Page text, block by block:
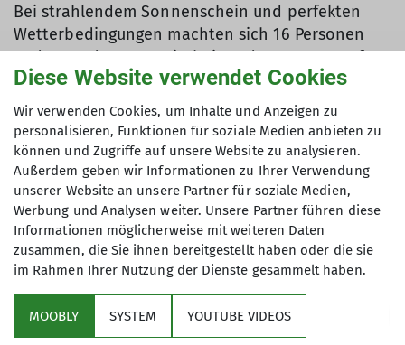
Bei strahlendem Sonnenschein und perfekten
Wetterbedingungen machten sich 16 Personen
und Cora, der treue Vierbeiner der Gruppe, auf
den Weg.
Die Route führte uns über schöne Bergpfade und
bot uns viele schöne Ausblicke. Ein besonderes
Highlight war der gesicherte Steig kurz vor dem
Gipfel. Trotz der Herausforderung, die dieser
Abschnitt mit sich brachte, meisterten alle
Teilnehmer diese Passage mit Bravour.
Ein weiteres Erlebnis waren die vielen kleinen
Trotz der sommerlichen Temperaturen waren
diese noch vorhanden und boten eine
Diese Website verwendet Cookies
Wir verwenden Cookies, um Inhalte und Anzeigen zu
personalisieren, Funktionen für soziale Medien anbieten zu
können und Zugriffe auf unsere Website zu analysieren.
Außerdem geben wir Informationen zu Ihrer Verwendung
unserer Website an unsere Partner für soziale Medien,
Werbung und Analysen weiter. Unsere Partner führen diese
Informationen möglicherweise mit weiteren Daten
zusammen, die Sie ihnen bereitgestellt haben oder die sie
im Rahmen Ihrer Nutzung der Dienste gesammelt haben.
MOOBLY SYSTEM YOUTUBE VIDEOS